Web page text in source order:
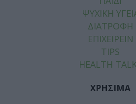
ΨΥΧΙΚΗ
ΔΙΑΤΡΟΦΗ
ΕΠΙΧΕΙΡΕΙΝ
TIPS
HEALTH
ΧΡΗΣΙΜΑ